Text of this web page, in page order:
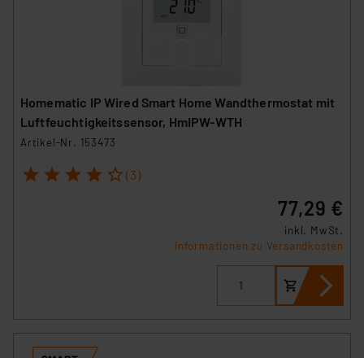
Homematic IP Wired Smart Home Wandthermostat mit
Luftfeuchtigkeitssensor, HmIPW-WTH
Artikel-Nr. 153473
1 2 3 4 5 (3)
77,29 €
inkl. MwSt.
Informationen zu Versandkosten